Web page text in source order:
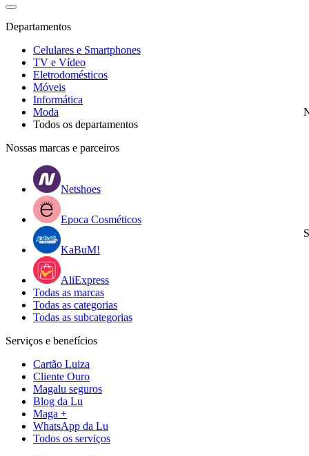
Departamentos
Celulares e Smartphones
TV e Vídeo
Eletrodomésticos
Móveis
Informática
Moda
Todos os departamentos
Nossas marcas e parceiros
Netshoes
Epoca Cosméticos
KaBuM!
AliExpress
Todas as marcas
Todas as categorias
Todas as subcategorias
Serviços e benefícios
Cartão Luiza
Cliente Ouro
Magalu seguros
Blog da Lu
Maga +
WhatsApp da Lu
Todos os serviços